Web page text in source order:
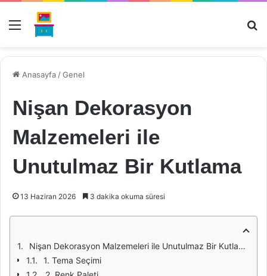
Menü
Anasayfa /Genel
Nişan Dekorasyon
Malzemeleri ile
Unutulmaz Bir Kutlama
13 Haziran 2026 3 dakika okuma süresi
Nişan Dekorasyon Malzemeleri ile Unutulmaz Bir Kutlama
1. Tema Seçimi